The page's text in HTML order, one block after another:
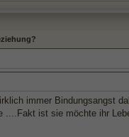
immer Bindungsangst
....Fakt ist sie möchte ihr